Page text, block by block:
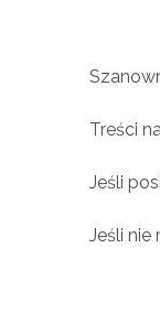
Treści
Jeśli
Jeśli nie